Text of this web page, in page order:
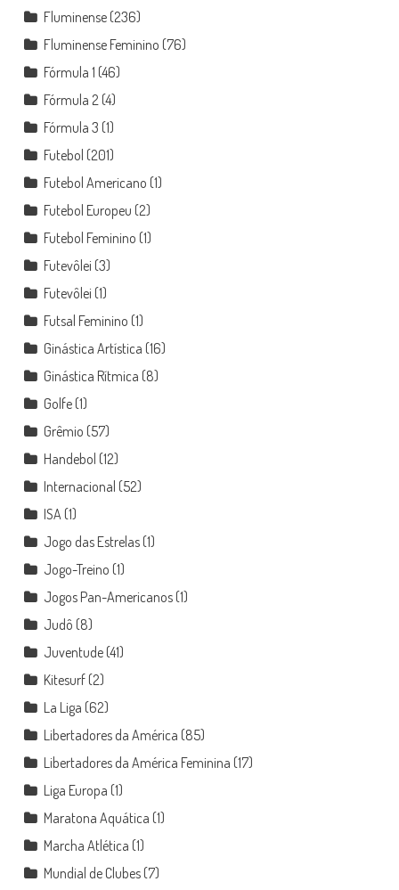
Fluminense(236)
Fluminense Feminino (76)
Fórmula 1 (46)
Fórmula 2 (4)
Fórmula 3 (1)
Futebol (201)
Futebol Americano (1)
Futebol Europeu (2)
Futebol Feminino (1)
Futevôlei (3)
Futevôlei (1)
Futsal Feminino (1)
Ginástica Artística (16)
Ginástica Rítmica (8)
Golfe(1)
Grêmio (57)
Handebol (12)
Internacional (52)
ISA (1)
Jogo das Estrelas(1)
Jogo-Treino (1)
Jogos Pan-Americanos(1)
Judô (8)
Juventude(41)
Kitesurf(2)
La Liga (62)
Libertadores da América (85)
Libertadores da América Feminina (17)
Liga Europa (1)
Maratona Aquática (1)
Marcha Atlética (1)
Mundial de Clubes(7)